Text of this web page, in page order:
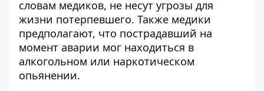
словам медиков, не несут угрозы для
жизни потерпевшего. Также медики
предполагают, что пострадавший на
момент аварии мог находиться в
алкогольном или наркотическом
опьянении.